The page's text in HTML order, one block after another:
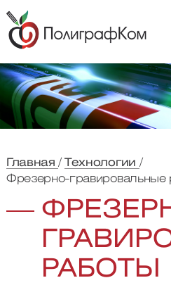
Главная
Технологии
Фрезерно-гравировальные
РАБОТЫ